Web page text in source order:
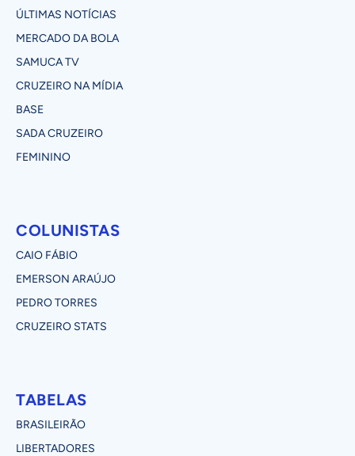
ÚLTIMAS NOTÍCIAS
MERCADO DA BOLA
SAMUCA TV
CRUZEIRO NA MÍDIA
BASE
SADA CRUZEIRO
FEMININO
COLUNISTAS
CAIO FÁBIO
EMERSON ARAÚJO
PEDRO TORRES
CRUZEIRO STATS
TABELAS
BRASILEIRÃO
LIBERTADORES